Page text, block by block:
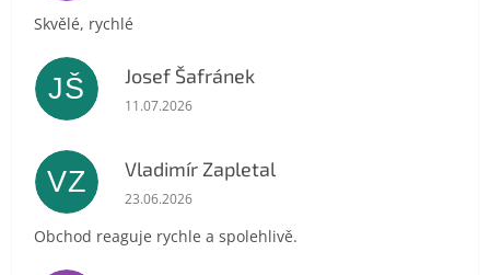
Skvělé, rychlé
JŠ Josef Šafránek
Hodnocení obchodu je 5 z 5 hvězdiček.
11.07.2026
VZ Vladimír Zapletal
Hodnocení obchodu je 5 z 5 hvězdiček.
23.06.2026
Obchod reaguje rychle a spolehlivě.